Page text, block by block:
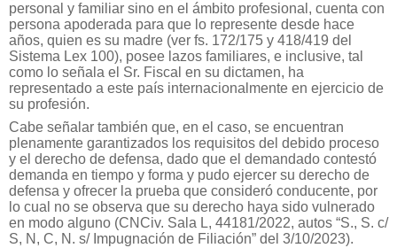
personal y familiar sino en el ámbito profesional, cuenta con
persona apoderada para que lo represente desde hace
años, quien es su madre (ver fs. 172/175 y 418/419 del
Sistema Lex 100), posee lazos familiares, e inclusive, tal
como lo señala el Sr. Fiscal en su dictamen, ha
representado a este país internacionalmente en ejercicio de
su profesión.
Cabe señalar también que, en el caso, se encuentran
plenamente garantizados los requisitos del debido proceso
y el derecho de defensa, dado que el demandado contestó
demanda en tiempo y forma y pudo ejercer su derecho de
defensa y ofrecer la prueba que consideró conducente, por
lo cual no se observa que su derecho haya sido vulnerado
en modo alguno (CNCiv. Sala L, 44181/2022, autos “S., S. c/
S, N, C, N. s/ Impugnación de Filiación” del 3/10/2023).